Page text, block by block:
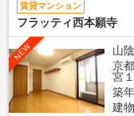
賃貸マンション
フラッティ西本願寺
NEW
山
京
宮
築
建